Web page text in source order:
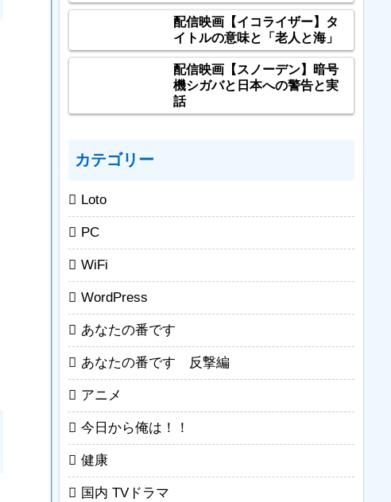
配信映画【イコライザー】タ
イトルの意味と「老人と海」
配信映画【スノーデン】暗号
機シガバと日本への警告と実
話
カテゴリー
Loto
PC
WiFi
WordPress
あなたの番です
あなたの番です 反撃編
アニメ
今日から俺は！！
健康
国内 TVドラマ